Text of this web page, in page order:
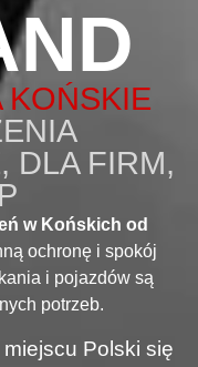
KOŃSKIE
DLA FIRM,
w Końskich od
ochronę i spokój
i pojazdów są
potrzeb.
Polski się